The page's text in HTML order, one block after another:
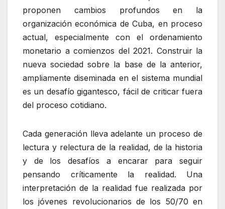
proponen cambios profundos en la
organización económica de Cuba, en proceso
actual, especialmente con el ordenamiento
monetario a comienzos del 2021. Construir la
nueva sociedad sobre la base de la anterior,
ampliamente diseminada en el sistema mundial
es un desafío gigantesco, fácil de criticar fuera
del proceso cotidiano.
Cada generación lleva adelante un proceso de
lectura y relectura de la realidad, de la historia
y de los desafíos a encarar para seguir
pensando críticamente la realidad. Una
interpretación de la realidad fue realizada por
los jóvenes revolucionarios de los 50/70 en